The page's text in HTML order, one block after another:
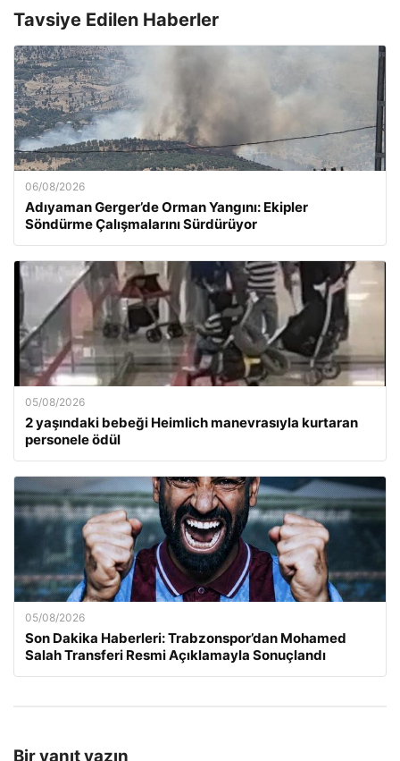
Tavsiye Edilen Haberler
06/08/2026
Adıyaman Gerger’de Orman Yangını: Ekipler
Söndürme Çalışmalarını Sürdürüyor
05/08/2026
2 yaşındaki bebeği Heimlich manevrasıyla kurtaran
personele ödül
05/08/2026
Son Dakika Haberleri: Trabzonspor’dan Mohamed
Salah Transferi Resmi Açıklamayla Sonuçlandı
Bir yanıt yazın